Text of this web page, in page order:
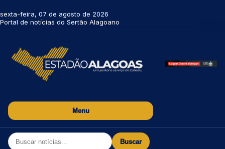
sexta-feira, 07 de agosto de 2026
Portal de notícias do Sertão Alagoano
Menu
Buscar